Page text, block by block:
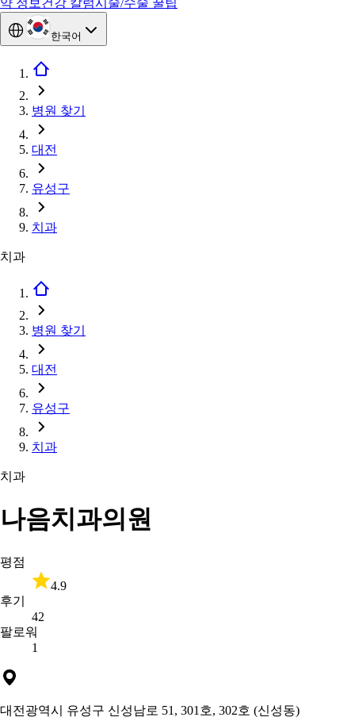
약 정보 건강 칼럼시술/수술 꿀팁
한국어
병원 찾기
대전
유성구
치과
치과
병원 찾기
대전
유성구
치과
치과
나음치과의원
평점
4.9
후기
42
팔로워
1
대전광역시 유성구 신성남로 51, 301호, 302호 (신성동)